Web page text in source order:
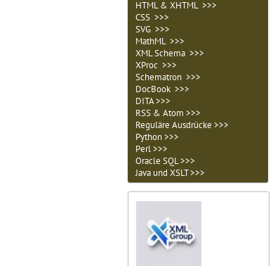
HTML & XHTML >>>
CSS >>>
SVG >>>
MathML >>>
XML Schema >>>
XProc >>>
Schematron >>>
DocBook >>>
DITA >>>
RSS & Atom >>>
Reguläre Ausdrücke >>>
Python >>>
Perl >>>
Oracle SQL >>>
Java und XSLT >>>